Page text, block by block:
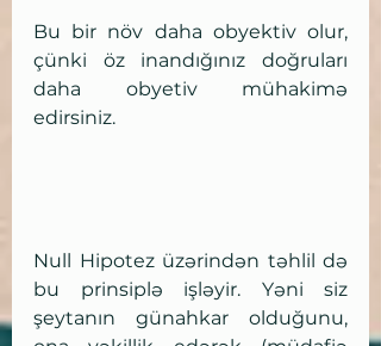
Bu bir növ daha obyektiv olur,
çünki öz inandığınız doğruları
daha obyetiv mühakimə
edirsiniz.
Null Hipotez üzərindən təhlil də
bu prinsiplə işləyir. Yəni siz
şeytanın günahkar olduğunu,